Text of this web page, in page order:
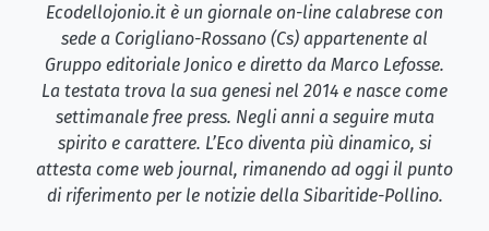
Ecodellojonio.it è un giornale on-line calabrese con
sede a Corigliano-Rossano (Cs) appartenente al
Gruppo editoriale Jonico e diretto da Marco Lefosse.
La testata trova la sua genesi nel 2014 e nasce come
settimanale free press. Negli anni a seguire muta
spirito e carattere. L’Eco diventa più dinamico, si
attesta come web journal, rimanendo ad oggi il punto
di riferimento per le notizie della Sibaritide-Pollino.